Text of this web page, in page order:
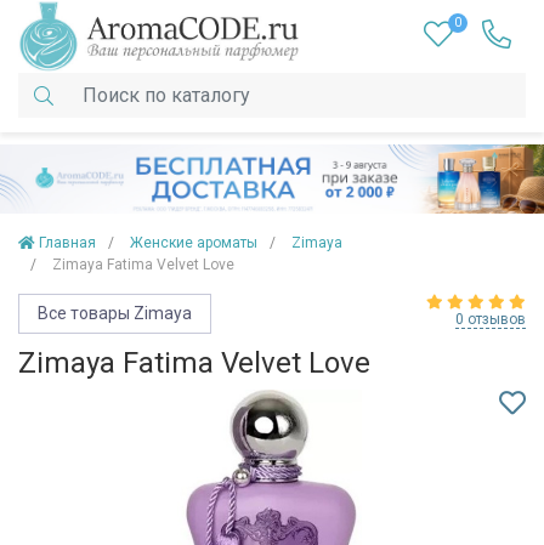
0
Главная Женские ароматы
Zimaya
Zimaya Fatima Velvet Love
Все товары Zimaya 0 отзывов
Zimaya Fatima Velvet Love